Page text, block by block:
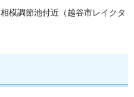
模調節池付近（越谷市レイクタ